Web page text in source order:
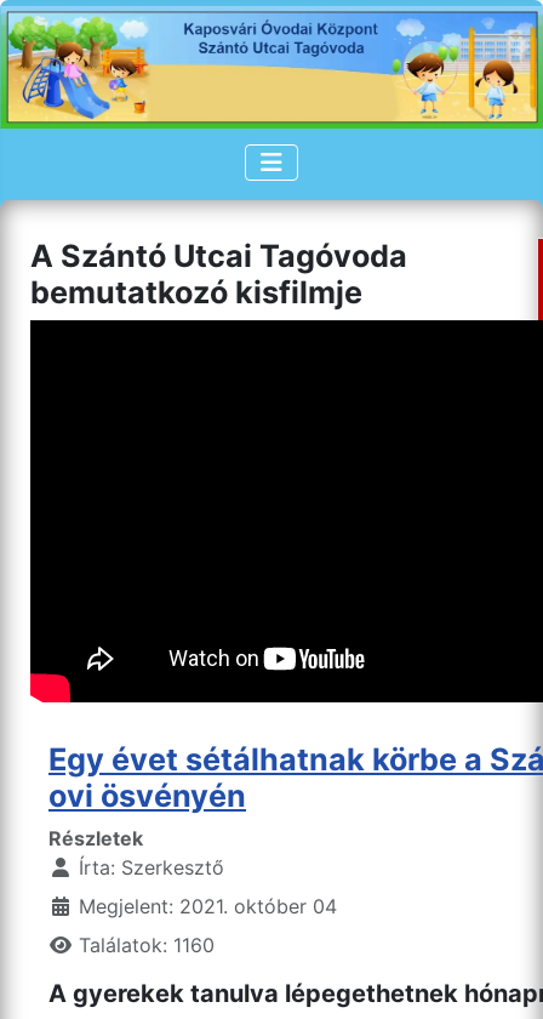
A Szántó Utcai Tagóvoda
bemutatkozó kisfilmje
Egy évet sétálhatnak körbe a
ovi ösvényén
Részletek
Írta: Szerkesztő
Megjelent: 2021. október 04
Találatok: 1160
A gyerekek tanulva lépegethetnek